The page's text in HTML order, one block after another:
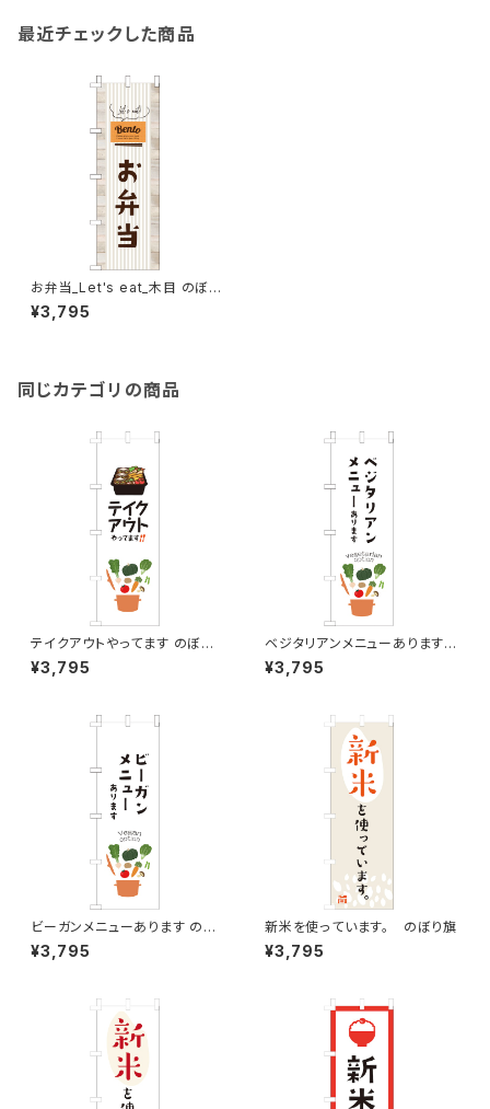
最近チェックした商品
お弁当_Let's eat_木目 のぼり
旗
¥3,795
同じカテゴリの商品
テイクアウトやってます のぼり
旗
¥3,795
ベジタリアンメニューあります
のぼり旗
¥3,795
ビーガンメニューあります のぼ
り旗
¥3,795
新米を使っています。 のぼり旗
¥3,795